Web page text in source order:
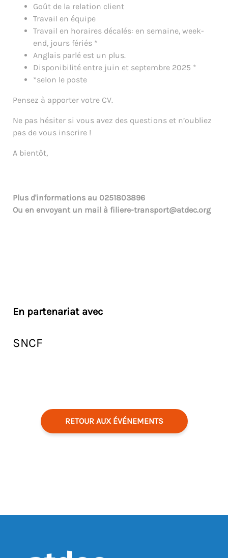
Goût de la relation client
Travail en équipe
Travail en horaires décalés: en semaine, week-
end, jours fériés *
Anglais parlé est un plus.
Disponibilité entre juin et septembre 2025 *
*selon le poste
Pensez à apporter votre CV.
Ne pas hésiter si vous avez des questions et n’oubliez
pas de vous inscrire !
A bientôt,
Plus d'informations au 0251803896
Ou en envoyant un mail à filiere-transport@atdec.org
En partenariat avec
SNCF
RETOUR AUX ÉVÉNEMENTS